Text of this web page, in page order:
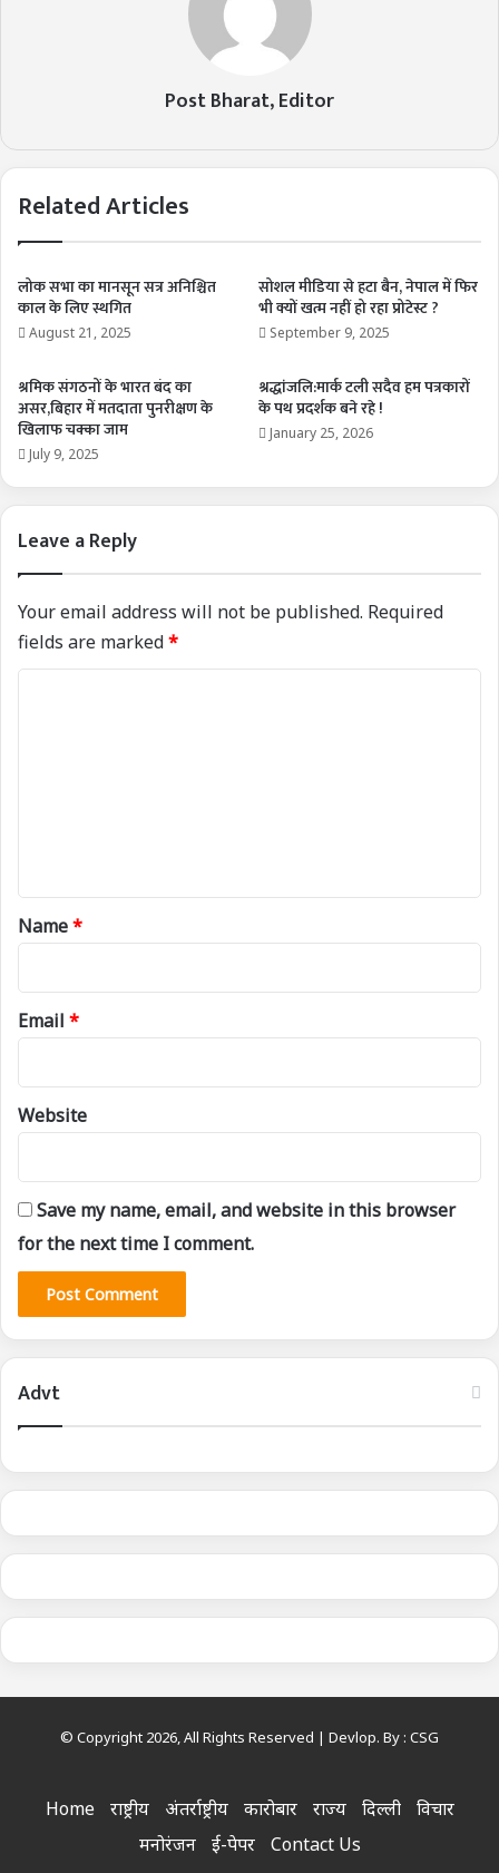
Post Bharat, Editor
Related Articles
लोक सभा का मानसून सत्र अनिश्चित
काल के लिए स्थगित
August 21, 2025
सोशल मीडिया से हटा बैन, नेपाल में फिर
भी क्यों खत्म नहीं हो रहा प्रोटेस्ट ?
September 9, 2025
श्रमिक संगठनों के भारत बंद का
असर,बिहार में मतदाता पुनरीक्षण के
खिलाफ चक्का जाम
July 9, 2025
श्रद्धांजलि:मार्क टली सदैव हम पत्रकारों
के पथ प्रदर्शक बने रहे !
January 25, 2026
Leave a Reply
Your email address will not be published. Required
fields are marked*
*
Name*
Email *
Website
Save my name, email, and website in this browser
for the next time I comment.
Advt
© Copyright 2026, All Rights Reserved | Devlop. By : CSG
Home राष्ट्रीय अंतर्राष्ट्रीय कारोबार राज्य दिल्ली
विचार
मनोरंजन
ई-पेपर Contact Us